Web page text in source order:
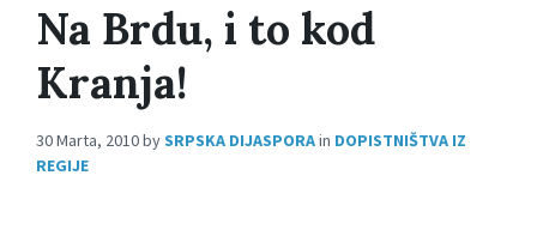
Na Brdu, i to kod
Kranja!
30 Marta, 2010bySRPSKA DIJASPORAin DOPISTNIŠTVA IZ
REGIJE